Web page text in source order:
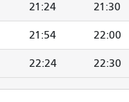
21:24 21:30
21:54 22:00
22:24 22:30